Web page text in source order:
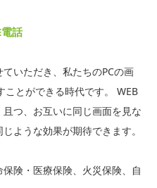
話
いただき、私たちのPCの画
とができる時代です。 WEB
つ、お互いに同じ画面を見な
ような効果が期待できます。
保険・医療保険、火災保険、自